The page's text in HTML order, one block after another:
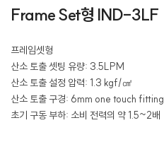
Frame Set형 IND-3LF
프레임셋형
산소 토출 셋팅 유량: 3.5LPM
산소 토출 설정 압력: 1.3 kgf/㎠
산소 토출 구경: 6mm one touch fitting
초기 구동 부하: 소비 전력의 약 1.5~2배